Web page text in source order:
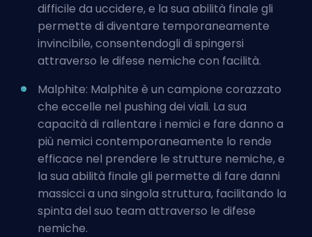
difficile da uccidere, e la sua abilità finale gli
permette di diventare temporaneamente
invincibile, consentendogli di spingersi
attraverso le difese nemiche con facilità.
Malphite: Malphite è un campione corazzato
che eccelle nel pushing dei viali. La sua
capacità di rallentare i nemici e fare danno a
più nemici contemporaneamente lo rende
efficace nel prendere le strutture nemiche, e
la sua abilità finale gli permette di fare danni
massicci a una singola struttura, facilitando la
spinta del suo team attraverso le difese
nemiche.